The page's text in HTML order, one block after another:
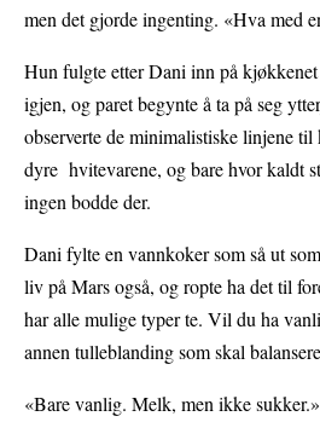
men det gjorde ingenting. «Hva med
Hun fulgte etter Dani inn på
igjen, og paret begynte å ta på seg
observerte de minimalistiske linjene
dyre hvitevarene, og bare hvor kaldt
ingen bodde der.
Dani fylte en vannkoker som så ut
liv på Mars også, og ropte ha det til
har alle mulige typer te. Vil du ha
annen tulleblanding som skal
«Bare vanlig. Melk, men ikke sukker.»